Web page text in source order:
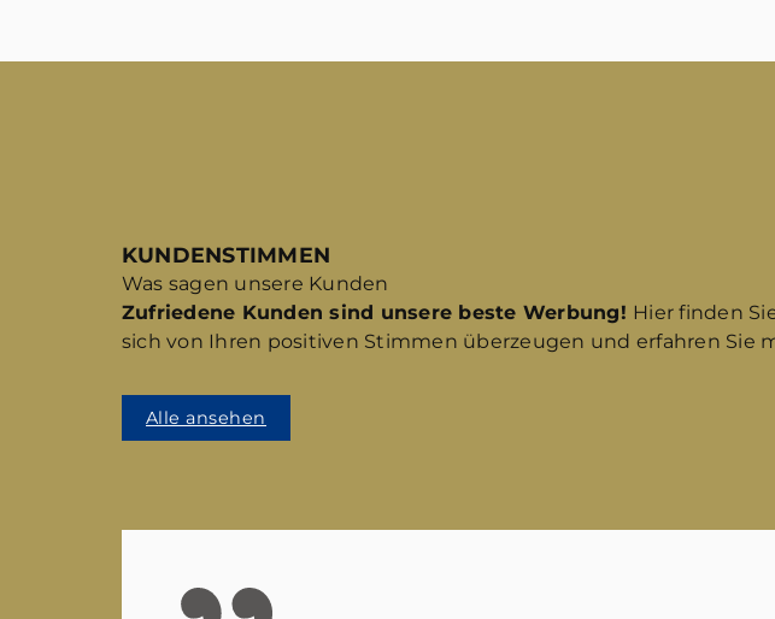
KUNDENSTIMMEN
Was sagen unsere Kunden
Zufriedene Kunden sind unsere beste Werbung! Hier finden
sich von Ihren positiven Stimmen überzeugen und erfahren Sie
Alle ansehen